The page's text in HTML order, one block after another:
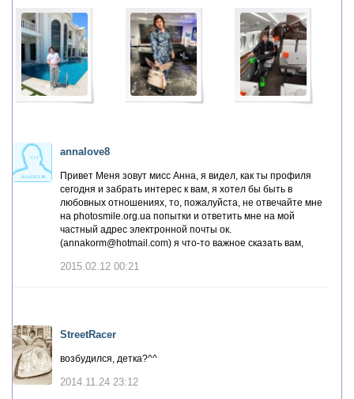
annalove8
Привет Меня зовут мисс Анна, я видел, как ты профиля
сегодня и забрать интерес к вам, я хотел бы быть в
любовных отношениях, то, пожалуйста, не отвечайте мне
на photosmile.org.ua попытки и ответить мне на мой
частный адрес электронной почты ок.
(annakorm@hotmail.com) я что-то важное сказать вам,
2015.02.12 00:21
StreetRacer
возбудился, детка?^^
2014.11.24 23:12